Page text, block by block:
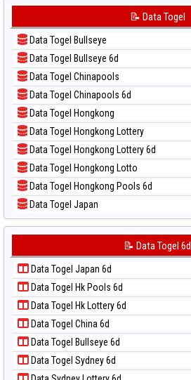
📊 Statistik Sydney Pools 6d
📊 Statistik Taipei
📊 Statistik Taiwan
📝 Pola Dasar Kuda Lari
📝 Pola Dasar Magnum Cambodia
📝 Pola Dasar Nagoya
📝 Pola Dasar North Carolina Day
📝 Pola Dasar Pcso
📝 Pola Dasar Sao Paulo
📝 Pola Dasar Singapore
📝 Pola Dasar Sydney
📝 Pola Dasar Sydney Lottery
📝 Pola Dasar Sydney Lottery 6d
📝 Pola Dasar Sydney Lotto
📝 Pola Dasar Taiwan
📝 Data Togel
Data Togel Bullseye
Data Togel Bullseye 6d
Data Togel Chinapools
Data Togel Chinapools 6d
Data Togel Hongkong
Data Togel Hongkong Lottery
Data Togel Hongkong Lottery 6d
Data Togel Hongkong Lotto
Data Togel Hongkong Pools 6d
Data Togel Japan
Data Togel Japan 6d
Data Togel Kuda Lari
Data Togel Magnum Cambodia
Data Togel Nagoya
Data Togel North Carolina Day
Data Togel Pcso
Data Togel Sao Paulo
Data Togel Singapore
📝 Data Togel 6d
Data Togel Japan 6d
Data Togel Hk Pools 6d
Data Togel Hk Lottery 6d
Data Togel China 6d
Data Togel Bullseye 6d
Data Togel Sydney 6d